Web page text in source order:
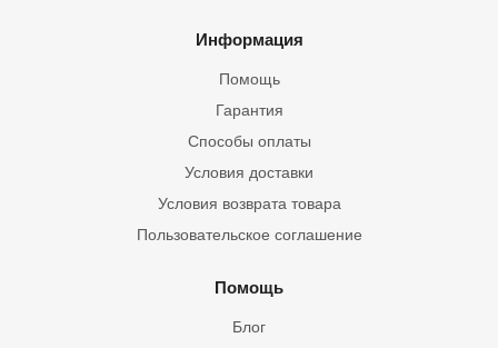
Информация
Помощь
Гарантия
Способы оплаты
Условия доставки
Условия возврата товара
Пользовательское соглашение
Помощь
Блог